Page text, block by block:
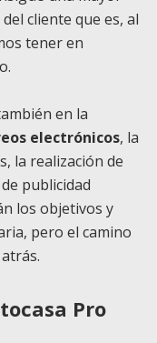
cliente que es, al
tener en
en la
electrónicos, la
la realización de
publicidad
los objetivos y
pero el camino
Pro